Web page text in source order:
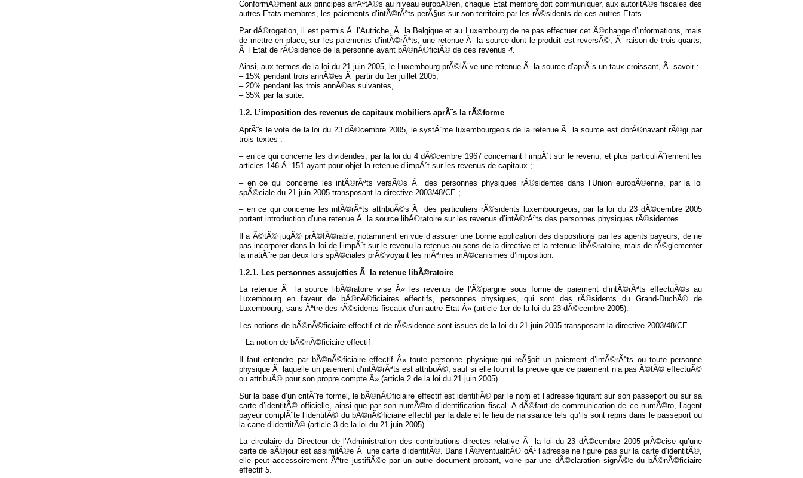
ConformÃ©ment aux principes arrÃªtÃ©s au niveau europÃ©en, chaque Etat membre doit communiquer, aux autoritÃ©s fiscales des
autres Etats membres, les paiements d’intÃ©rÃªts perÃ§us sur son territoire par les rÃ©sidents de ces autres Etats.
Par dÃ©rogation, il est permis Ã l’Autriche, Ã la Belgique et au Luxembourg de ne pas effectuer cet Ã©change d’informations, mais
de mettre en place, sur les paiements d’intÃ©rÃªts, une retenue Ã la source dont le produit est reversÃ©, Ã raison de trois quarts,
Ã l’Etat de rÃ©sidence de la personne ayant bÃ©nÃ©ficiÃ© de ces revenus 4.
Ainsi, aux termes de la loi du 21 juin 2005, le Luxembourg prÃ©lÃ¨ve une retenue Ã la source d’aprÃ¨s un taux croissant, Ã savoir :
– 15% pendant trois annÃ©es Ã partir du 1er juillet 2005,
– 20% pendant les trois annÃ©es suivantes,
– 35% par la suite.
1.2. L’imposition des revenus de capitaux mobiliers aprÃ¨s la rÃ©forme
AprÃ¨s le vote de la loi du 23 dÃ©cembre 2005, le systÃ¨me luxembourgeois de la retenue Ã la source est dorÃ©navant rÃ©gi par
trois textes :
– en ce qui concerne les dividendes, par la loi du 4 dÃ©cembre 1967 concernant l’impÃ´t sur le revenu, et plus particuliÃ¨rement les
articles 146 Ã 151 ayant pour objet la retenue d’impÃ´t sur les revenus de capitaux ;
– en ce qui concerne les intÃ©rÃªts versÃ©s Ã des personnes physiques rÃ©sidentes dans l’Union europÃ©enne, par la loi
spÃ©ciale du 21 juin 2005 transposant la directive 2003/48/CE ;
– en ce qui concerne les intÃ©rÃªts attribuÃ©s Ã des particuliers rÃ©sidents luxembourgeois, par la loi du 23 dÃ©cembre 2005
portant introduction d’une retenue Ã la source libÃ©ratoire sur les revenus d’intÃ©rÃªts des personnes physiques rÃ©sidentes.
Il a Ã©tÃ© jugÃ© prÃ©fÃ©rable, notamment en vue d’assurer une bonne application des dispositions par les agents payeurs, de ne
pas incorporer dans la loi de l’impÃ´t sur le revenu la retenue au sens de la directive et la retenue libÃ©ratoire, mais de rÃ©glementer
la matiÃ¨re par deux lois spÃ©ciales prÃ©voyant les mÃªmes mÃ©canismes d’imposition.
1.2.1. Les personnes assujetties Ã la retenue libÃ©ratoire
La retenue Ã la source libÃ©ratoire vise Â« les revenus de l’Ã©pargne sous forme de paiement d’intÃ©rÃªts effectuÃ©s au
Luxembourg en faveur de bÃ©nÃ©ficiaires effectifs, personnes physiques, qui sont des rÃ©sidents du Grand-DuchÃ© de
Luxembourg, sans Ãªtre des rÃ©sidents fiscaux d’un autre Etat Â» (article 1er de la loi du 23 dÃ©cembre 2005).
Les notions de bÃ©nÃ©ficiaire effectif et de rÃ©sidence sont issues de la loi du 21 juin 2005 transposant la directive 2003/48/CE.
– La notion de bÃ©nÃ©ficiaire effectif
Il faut entendre par bÃ©nÃ©ficiaire effectif Â« toute personne physique qui reÃ§oit un paiement d’intÃ©rÃªts ou toute personne
physique Ã laquelle un paiement d’intÃ©rÃªts est attribuÃ©, sauf si elle fournit la preuve que ce paiement n’a pas Ã©tÃ© effectuÃ©
ou attribuÃ© pour son propre compte Â» (article 2 de la loi du 21 juin 2005).
Sur la base d’un critÃ¨re formel, le bÃ©nÃ©ficiaire effectif est identifiÃ© par le nom et l’adresse figurant sur son passeport ou sur sa
carte d’identitÃ© officielle, ainsi que par son numÃ©ro d’identification fiscal. A dÃ©faut de communication de ce numÃ©ro, l’agent
payeur complÃ¨te l’identitÃ© du bÃ©nÃ©ficiaire effectif par la date et le lieu de naissance tels qu’ils sont repris dans le passeport ou
la carte d’identitÃ© (article 3 de la loi du 21 juin 2005).
La circulaire du Directeur de l’Administration des contributions directes relative Ã la loi du 23 dÃ©cembre 2005 prÃ©cise qu’une
carte de sÃ©jour est assimilÃ©e Ã une carte d’identitÃ©. Dans l’Ã©ventualitÃ© oÃ¹ l’adresse ne figure pas sur la carte d’identitÃ©,
elle peut accessoirement Ãªtre justifiÃ©e par un autre document probant, voire par une dÃ©claration signÃ©e du bÃ©nÃ©ficiaire
effectif 5.